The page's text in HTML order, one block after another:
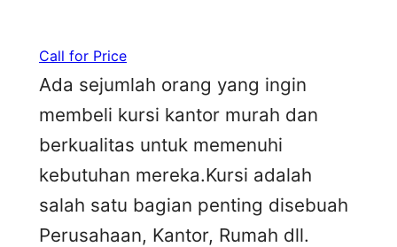
Call for Price
Ada sejumlah orang yang ingin
membeli kursi kantor murah dan
berkualitas untuk memenuhi
kebutuhan mereka.Kursi adalah
salah satu bagian penting disebuah
Perusahaan, Kantor, Rumah dll.